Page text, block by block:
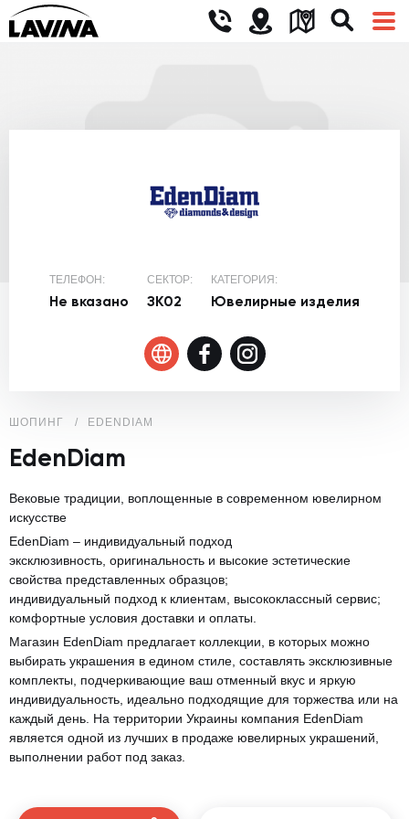
ТЕЛЕФОН:
Не вказано
СЕКТОР:
ЗК02
КАТЕГОРИЯ:
Ювелирные изделия
ШОПИНГ EDENDIAM
EdenDiam
Вековые традиции, воплощенные в современном ювелирном
искусстве
EdenDiam – индивидуальный подход
эксклюзивность, оригинальность и высокие эстетические
свойства представленных образцов;
индивидуальный подход к клиентам, высококлассный сервис;
комфортные условия доставки и оплаты.
Магазин EdenDiam предлагает коллекции, в которых можно
выбирать украшения в едином стиле, составлять эксклюзивные
комплекты, подчеркивающие ваш отменный вкус и яркую
индивидуальность, идеально подходящие для торжества или на
каждый день. На территории Украины компания EdenDiam
является одной из лучших в продаже ювелирных украшений,
выполнении работ под заказ.